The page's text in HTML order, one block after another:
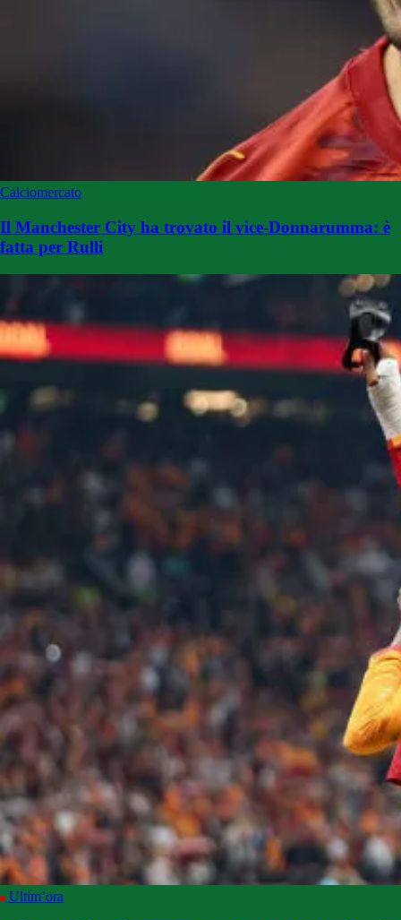
Calciomercato
Il Manchester City ha trovato il vice-Donnarumma: è
fatta per Rulli
Ultim’ora